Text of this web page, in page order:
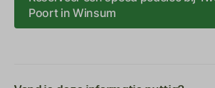
Poort in Winsum